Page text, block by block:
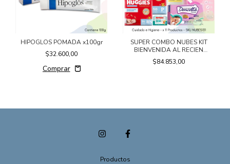
HIPOGLOS POMADA x100gr
$32.600,00
SUPER COMBO NUBES KIT
BIENVENIDA AL RECIEN
NACIDO X 11 PRODUCTOS
$84.853,00
Productos